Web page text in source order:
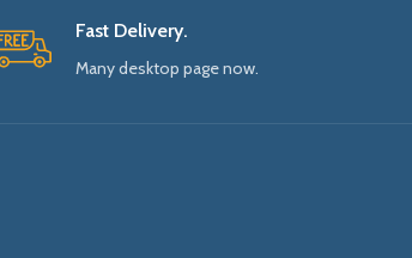
Fast Delivery.
Many desktop page now.